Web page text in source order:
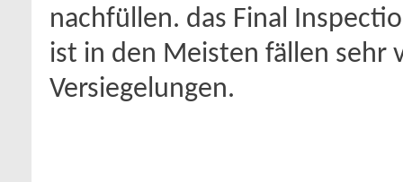
nachfüllen. das Final
ist in den Meisten fällen sehr
Versiegelungen.